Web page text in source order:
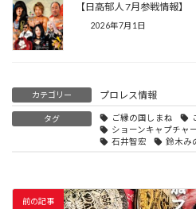
【日高郁人 7月参戦情報】
2026年7月1日
カテゴリー プロレス情報
タグ ご縁の国しまね
ショーンキャプチャ
石井智宏
鈴木み
前の記事